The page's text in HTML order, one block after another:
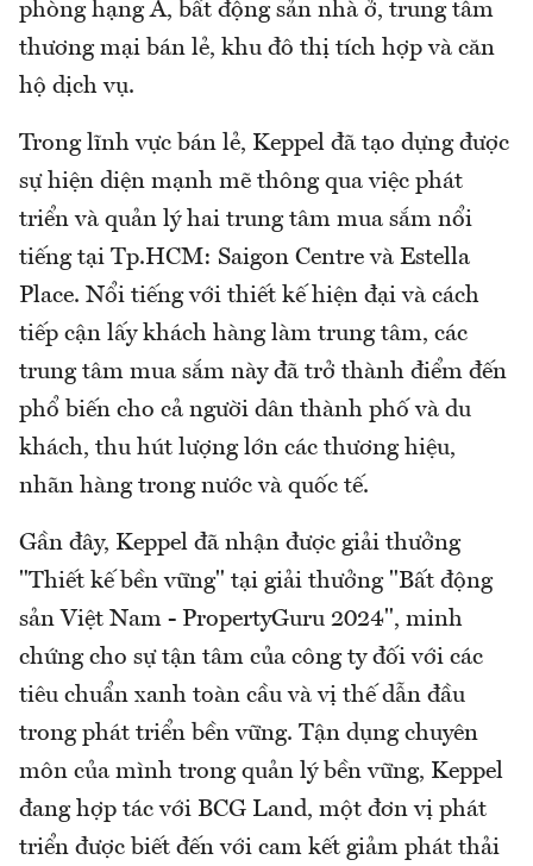
phòng hạng A, bất động sản nhà ở, trung tâm
thương mại bán lẻ, khu đô thị tích hợp và căn
hộ dịch vụ.
Trong lĩnh vực bán lẻ, Keppel đã tạo dựng được
sự hiện diện mạnh mẽ thông qua việc phát
triển và quản lý hai trung tâm mua sắm nổi
tiếng tại Tp.HCM: Saigon Centre và Estella
Place. Nổi tiếng với thiết kế hiện đại và cách
tiếp cận lấy khách hàng làm trung tâm, các
trung tâm mua sắm này đã trở thành điểm đến
phổ biến cho cả người dân thành phố và du
khách, thu hút lượng lớn các thương hiệu,
nhãn hàng trong nước và quốc tế.
Gần đây, Keppel đã nhận được giải thưởng
"Thiết kế bền vững" tại giải thưởng "Bất động
sản Việt Nam - PropertyGuru 2024", minh
chứng cho sự tận tâm của công ty đối với các
tiêu chuẩn xanh toàn cầu và vị thế dẫn đầu
trong phát triển bền vững. Tận dụng chuyên
môn của mình trong quản lý bền vững, Keppel
đang hợp tác với BCG Land, một đơn vị phát
triển được biết đến với cam kết giảm phát thải